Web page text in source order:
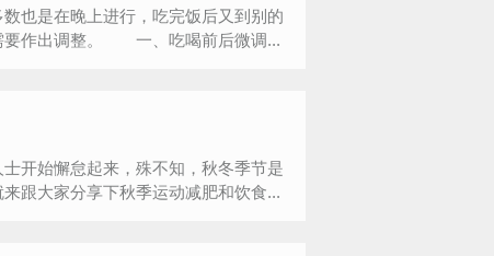
也是在晚上进行，吃完饭后又到别的
要作出调整。 一、吃喝前后微调...
开始懈怠起来，殊不知，秋冬季节是
跟大家分享下秋季运动减肥和饮食...